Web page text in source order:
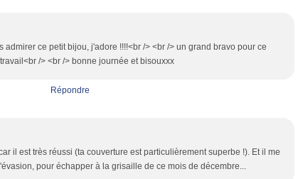
admirer ce petit bijou, j'adore !!!!<br /> <br /> un grand bravo pour ce
/> <br /> bonne journée et bisouxxx
Répondre
il est très réussi (ta couverture est particulièrement superbe !). Et il me
pour échapper à la grisaille de ce mois de décembre...